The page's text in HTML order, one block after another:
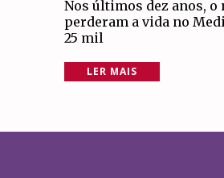
Nos últimos dez anos,
perderam a vida no
25 mil
LER MAIS